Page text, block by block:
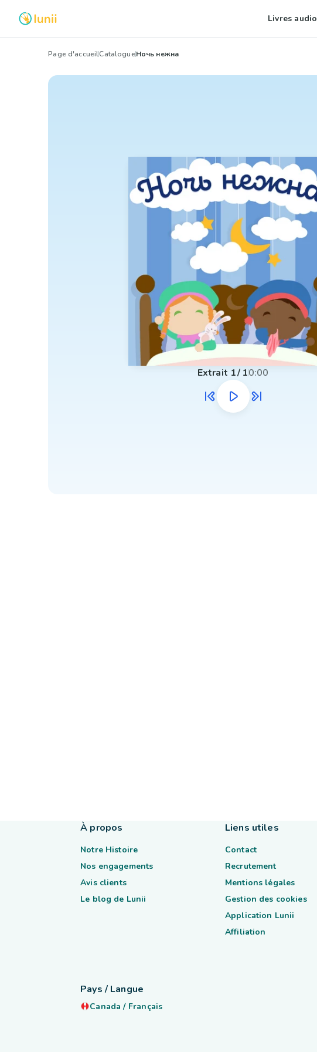
Livres audio
Page d'accueilCatalogueНочь нежна
Extrait 1/ 10:00
À propos
Notre Histoire
Nos engagements
Avis clients
Le blog de Lunii
Liens utiles
Contact
Recrutement
Mentions légales
Gestion des cookies
Application Lunii
Affiliation
Pays / Langue
Canada / Français